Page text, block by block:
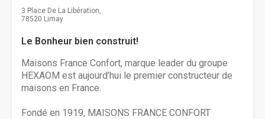
3 Place De La Libération,
78520 Limay
Le Bonheur bien construit!
Maisons France Confort, marque leader du groupe
HEXAOM est aujourd’hui le premier constructeur de
maisons en France.
Fondé en 1919, MAISONS FRANCE CONFORT